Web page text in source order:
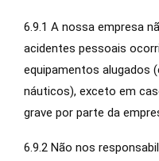
6.9.1 A nossa empresa
acidentes pessoais
equipamentos alugados
náuticos), exceto em
grave por parte da
6.9.2 Não nos